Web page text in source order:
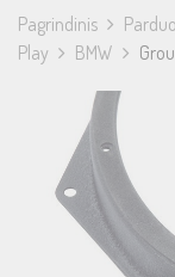
Pagrindinis
Play
BMW